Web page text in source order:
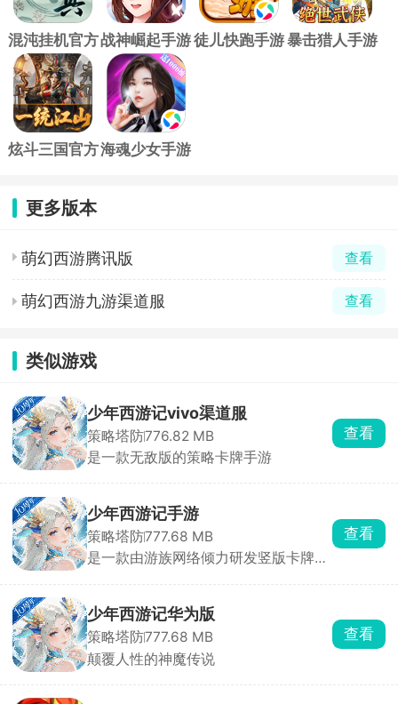
混沌挂机官方
版
战神崛起手游徒儿快跑手游暴击猎人手游
炫斗三国官方海魂少女手游
更多版本
萌幻西游腾讯版 查看
萌幻西游九游渠道服 查看
类似游戏
少年西游记vivo渠道服
策略塔防776.82 MB
是一款无敌版的策略卡牌手游
查看
少年西游记手游
策略塔防777.68 MB
是一款由游族网络倾力研发竖版卡牌手
查看
少年西游记华为版
策略塔防777.68 MB
颠覆人性的神魔传说
查看